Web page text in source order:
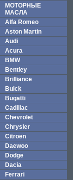
МОТОРНЫЕ
МАСЛА
Alfa Romeo
Aston Martin
Audi
Acura
BMW
Bentley
Brilliance
Buick
Bugatti
Cadillac
Chevrolet
Chrysler
Citroen
Daewoo
Dodge
Dacia
Ferrari